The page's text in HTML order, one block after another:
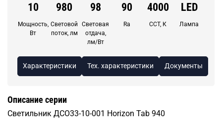
10
Мощность,
Вт
980
Световой
поток, лм
98
Световая
отдача,
лм/Вт
90
Ra
4000
CCT, К
LED
Лампа
Характеристики Тех. характеристики Документы
Описание серии
Светильник ДСО33-10-001 Horizon Tab 940